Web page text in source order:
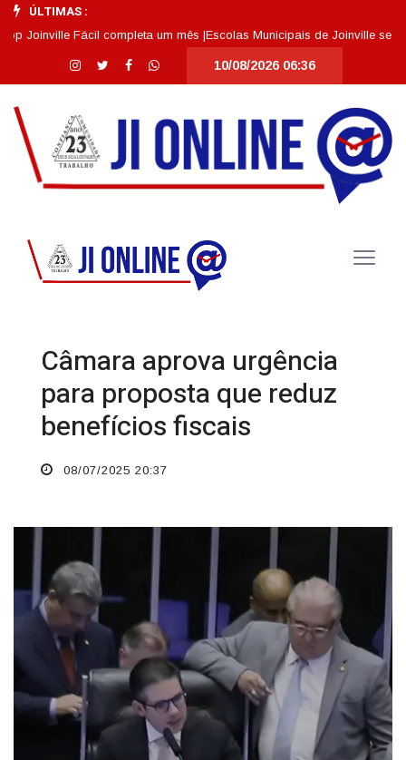
ÚLTIMAS :
Fácil completa um mês | Escolas Municipais de Joinville se
10/08/2026 06:36
Câmara aprova urgência
para proposta que reduz
benefícios fiscais
08/07/2025 20:37